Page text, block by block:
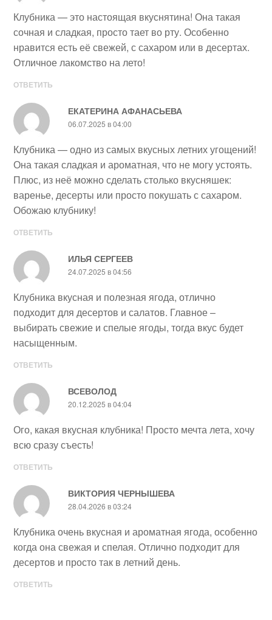
Клубника — это настоящая вкуснятина! Она такая
сочная и сладкая, просто тает во рту. Особенно
нравится есть её свежей, с сахаром или в десертах.
Отличное лакомство на лето!
ОТВЕТИТЬ
ЕКАТЕРИНА АФАНАСЬЕВА
06.07.2025 в 04:00
Клубника — одно из самых вкусных летних угощений!
Она такая сладкая и ароматная, что не могу устоять.
Плюс, из неё можно сделать столько вкусняшек:
варенье, десерты или просто покушать с сахаром.
Обожаю клубнику!
ОТВЕТИТЬ
ИЛЬЯ СЕРГЕЕВ
24.07.2025 в 04:56
Клубника вкусная и полезная ягода, отлично
подходит для десертов и салатов. Главное –
выбирать свежие и спелые ягоды, тогда вкус будет
насыщенным.
ОТВЕТИТЬ
ВСЕВОЛОД
20.12.2025 в 04:04
Ого, какая вкусная клубника! Просто мечта лета, хочу
всю сразу съесть!
ОТВЕТИТЬ
ВИКТОРИЯ ЧЕРНЫШЕВА
28.04.2026 в 03:24
Клубника очень вкусная и ароматная ягода, особенно
когда она свежая и спелая. Отлично подходит для
десертов и просто так в летний день.
ОТВЕТИТЬ